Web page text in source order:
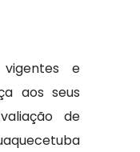
e
aos seus
de